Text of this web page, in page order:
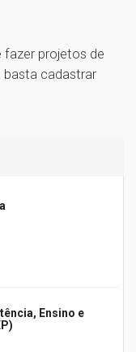
fazer projetos de
basta cadastrar
Ensino e